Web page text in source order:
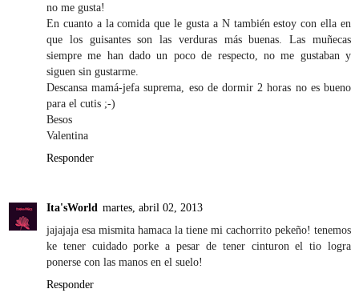
no me gusta!
En cuanto a la comida que le gusta a N también estoy con ella en
que los guisantes son las verduras más buenas. Las muñecas
siempre me han dado un poco de respecto, no me gustaban y
siguen sin gustarme.
Descansa mamá-jefa suprema, eso de dormir 2 horas no es bueno
para el cutis ;-)
Besos
Valentina
Responder
Ita'sWorld martes, abril 02, 2013
jajajaja esa mismita hamaca la tiene mi cachorrito pekeño! tenemos
ke tener cuidado porke a pesar de tener cinturon el tio logra
ponerse con las manos en el suelo!
Responder